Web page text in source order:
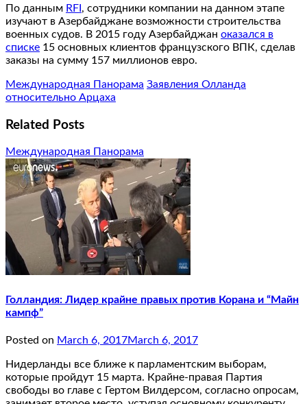
По данным RFI , сотрудники компании на данном этапе
изучают в Азербайджане возможности строительства
военных судов. В 2015 году Азербайджан оказался в
списке 15 основных клиентов французского ВПК, сделав
заказы на сумму 157 миллионов евро.
Международная Панорама Заявления Олланда
относительно Арцаха
Related Posts
Международная Панорама
Голландия: Лидер крайне правых против Корана и “Майн
кампф”
Posted on March 6, 2017March 6, 2017
Нидерланды все ближе к парламентским выборам,
которые пройдут 15 марта. Крайне-правая Партия
свободы во главе с Гертом Вилдерсом, согласно опросам,